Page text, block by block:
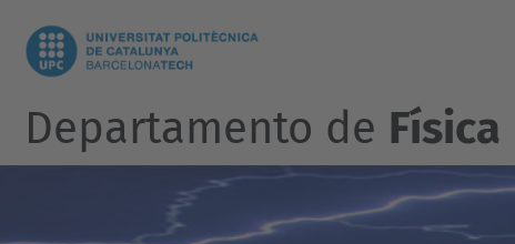
Departamento de Física